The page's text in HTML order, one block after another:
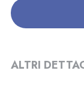
ALTRI